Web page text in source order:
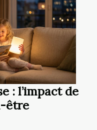
: l’impact de
être